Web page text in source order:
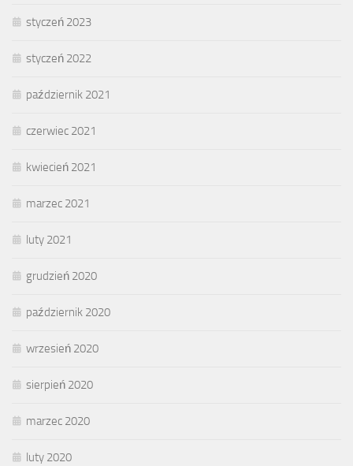
styczeń 2023
styczeń 2022
październik 2021
czerwiec 2021
kwiecień 2021
marzec 2021
luty 2021
grudzień 2020
październik 2020
wrzesień 2020
sierpień 2020
marzec 2020
luty 2020